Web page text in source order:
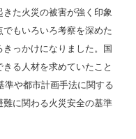
た火災の被害が強く印象
もいろいろ考察を深めた
っかけになりました。国
る人材を求めていたこと
準や都市計画手法に関する
に関わる火災安全の基準